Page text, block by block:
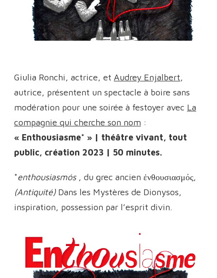
Giulia Ronchi, actrice, et Audrey Enjalbert,
autrice, présentent un spectacle à boire sans
modération pour une soirée à festoyer avec La
compagnie qui cherche son nom :
« Enthousiasme* » | théâtre vivant, tout
public, création 2023 | 50 minutes.
*enthousiasmós, du grec ancien ἐνθουσιασμός,
(Antiquité)Dans les Mystères de Dionysos,
inspiration, possession par l’esprit divin.